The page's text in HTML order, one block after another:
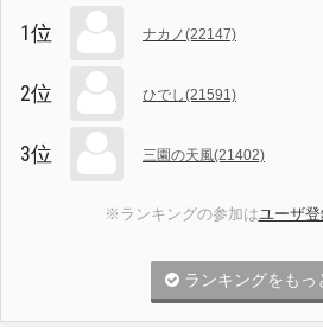
1位 ナカノ(22147)
2位 ひでし(21591)
3位 三園の天風(21402)
※ランキングの参加はユーザ登
ランキングをもっ